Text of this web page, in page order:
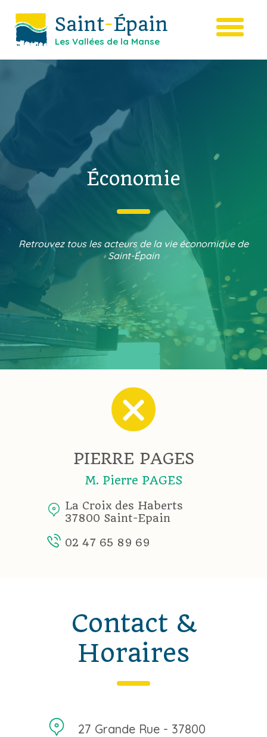
Saint-Épain
Les Vallées de la Manse
Économie
Retrouvez tous les acteurs de la vie économique de
Saint-Épain
PIERRE PAGES
M. Pierre PAGES
La Croix des Haberts
37800 Saint-Epain
02 47 65 89 69
Contact &
Horaires
27 Grande Rue - 37800